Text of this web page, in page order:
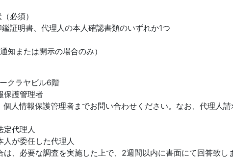
必須）
明書、代理人の本人確認書類のいずれか1つ
知または開示の場合のみ）
クラヤビル6階
保護管理者
人情報保護管理者までお問い合わせください。なお、代理人
代理人
が委任した代理人
、必要な調査を実施した上で、2週間以内に書面にて回答致し